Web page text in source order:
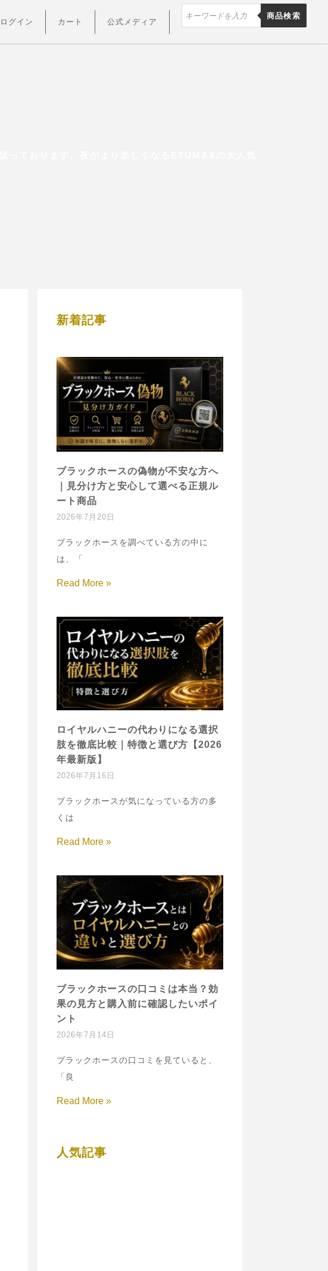
ログイン カート 公式メディア
商品検索
新着記事
ブラックホースの偽物が不安な方へ
｜見分け方と安心して選べる正規ル
ート商品
2026年7月20日
ブラックホースを調べている方の中に
は、「
Read More »
ロイヤルハニーの代わりになる選択
肢を徹底比較｜特徴と選び方【2026
年最新版】
2026年7月16日
ブラックホースが気になっている方の多
くは
Read More »
ブラックホースの口コミは本当？効
果の見方と購入前に確認したいポイ
ント
2026年7月14日
ブラックホースの口コミを見ていると、
「良
Read More »
人気記事